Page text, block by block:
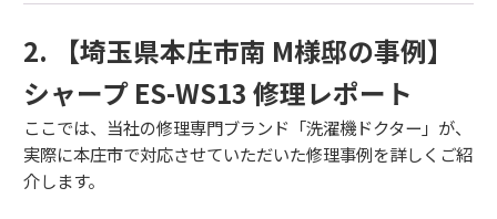
2. 【埼玉県本庄市南 M様邸の事例】
シャープ ES-WS13 修理レポート
ここでは、当社の修理専門ブランド「洗濯機ドクター」が、
実際に本庄市で対応させていただいた修理事例を詳しくご紹
介します。